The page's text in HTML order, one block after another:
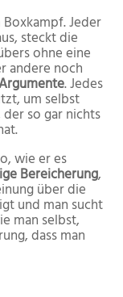
Jeder
steckt die
ohne eine
andere noch
. Jedes
um selbst
der so gar nichts
wie er es
Bereicherung,
über die
und man sucht
man selbst,
dass man